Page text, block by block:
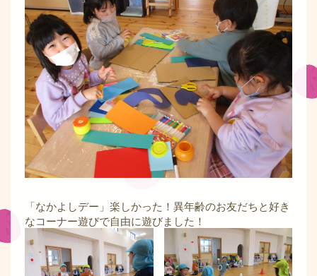
「なかよしデー」楽しかった！異年齢のお友だちと好き
なコーナー遊びで自由に遊びました！